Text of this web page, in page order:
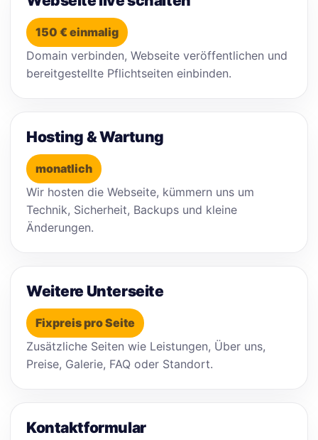
150 € einmalig
Domain verbinden, Webseite veröffentlichen und
bereitgestellte Pflichtseiten einbinden.
Hosting & Wartung
monatlich
Wir hosten die Webseite, kümmern uns um
Technik, Sicherheit, Backups und kleine
Änderungen.
Weitere Unterseite
Fixpreis pro Seite
Zusätzliche Seiten wie Leistungen, Über uns,
Preise, Galerie, FAQ oder Standort.
Kontaktformular